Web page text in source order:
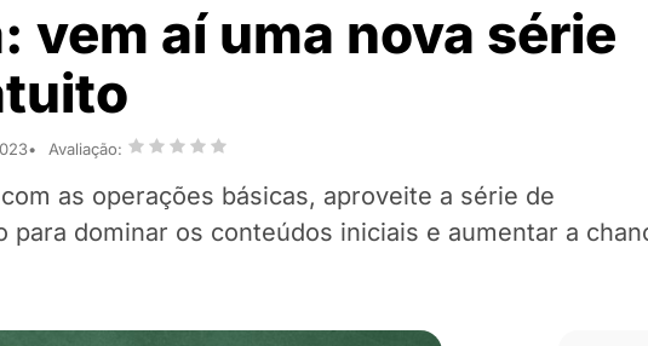
vem aí uma nova série
Avaliação:
as operações básicas, aproveite a série de
para dominar os conteúdos iniciais e aumentar a